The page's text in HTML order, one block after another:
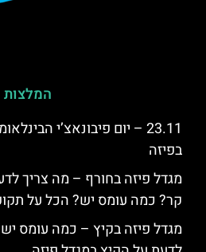
המלצות
בפיזה
מגדל פיזה בחורף – מה צריך
קר? כמה עומס יש? הכל על
מגדל פיזה בקיץ – כמה עומס